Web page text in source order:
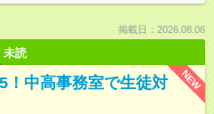
掲載日：2026.08.06
未読
NEW
！中高事務室で生徒対